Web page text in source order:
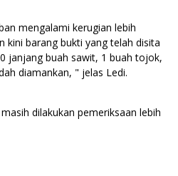
mengalami kerugian lebih
kini barang bukti yang telah disita
janjang buah sawit, 1 buah tojok,
diamankan, " jelas Ledi.
dilakukan pemeriksaan lebih